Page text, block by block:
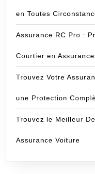
en Toutes
Assurance RC Pro :
Courtier en
Trouvez Votre
une Protection
Trouvez le Meilleur
Assurance Voiture